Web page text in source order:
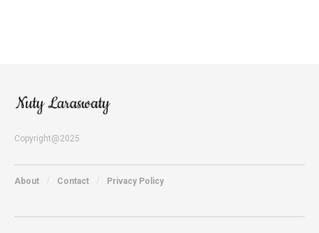
Copyright@2025
About Contact Privacy Policy